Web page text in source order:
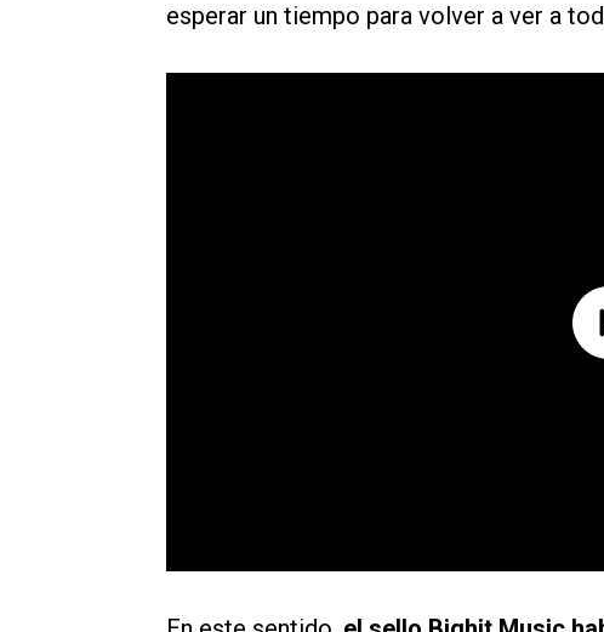
esperar un tiempo para volver a ver a